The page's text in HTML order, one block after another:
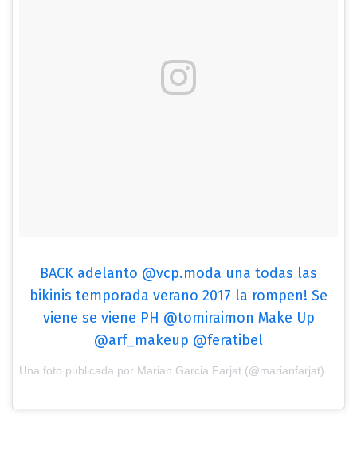
BACK adelanto @vcp.moda una todas las
bikinis temporada verano 2017 la rompen! Se
viene se viene PH @tomiraimon Make Up
@arf_makeup @feratibel